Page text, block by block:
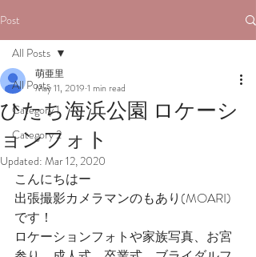
Post
All Posts
Category 1
Category 2
All Posts
ひたち海浜公園 ロケーシ
ョンフォト
萌亜里
May 11, 2019 1 min read
Updated: Mar 12, 2020
こんにちはー
出張撮影カメラマンのもあり(MOARI)
です！
ロケーションフォトや家族写真、お宮